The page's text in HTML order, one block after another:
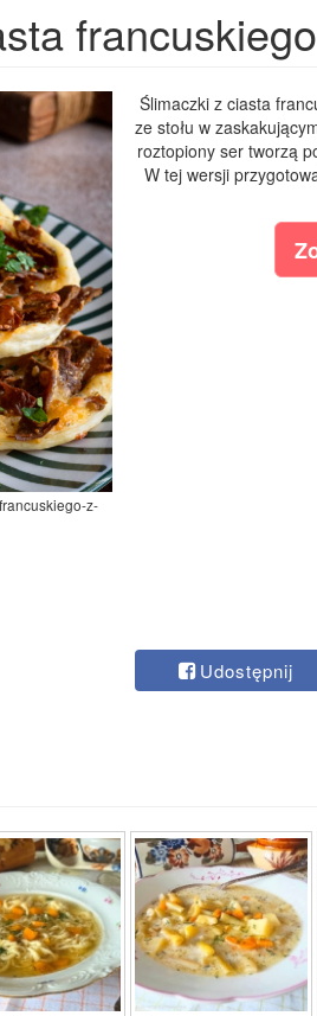
z-
Ślimaczki z ciasta
ze stołu w
roztopiony ser tworzą
W tej wersji
Udostępnij